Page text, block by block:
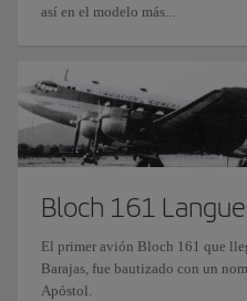
así en el modelo más...
Bloch 161
El primer avión Bloch 161 que
Barajas, fue bautizado con un
Apóstol.